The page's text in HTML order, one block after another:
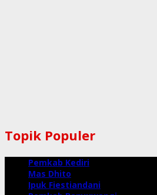
Topik Populer
Pemkab Kediri
Mas Dhito
Ipuk Fiestiandani